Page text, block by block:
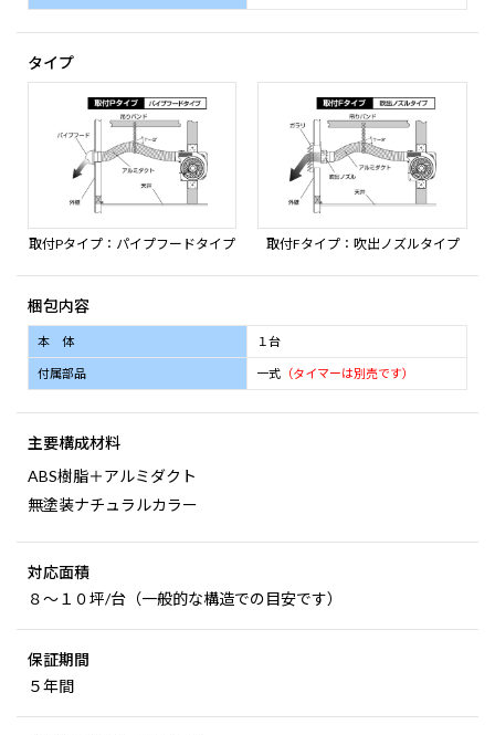
タイプ
取付Pタイプ：パイプフードタイプ 取付Fタイプ：吹出ノズルタイプ
梱包内容
本 体 １台
付属部品 一式 （タイマーは別売です）
主要構成材料
ABS樹脂＋アルミダクト
無塗装ナチュラルカラー
対応面積
８～１０坪/台（一般的な構造での目安です）
保証期間
５年間